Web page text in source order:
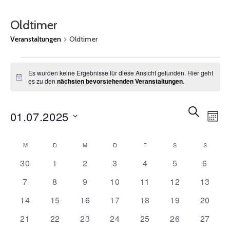
Oldtimer
Veranstaltungen Oldtimer
Veranstaltungen
Hinweis
Es wurden keine Ergebnisse für diese Ansicht gefunden. Hier geht
es zu dennächsten bevorstehenden Veranstaltungen.
und
SUCHE
01.07.2025
Datum
wählen.
Kalender
von
Veranstaltungen
MMONTAG D DIENSTAGM MITTWOCH
DDONNERSTAG
FFREITAG S SAMSTAGS
0
30
0
1
0
2
0
3
0
4
0
5
0
6
0
7
0
8
0
9
0
10
0
11
0
12
0
13
0
14
0
15
0
16
0
17
0
18
0
19
0
20
0
21
0
22
0
23
0
24
0
25
0
26
0
27